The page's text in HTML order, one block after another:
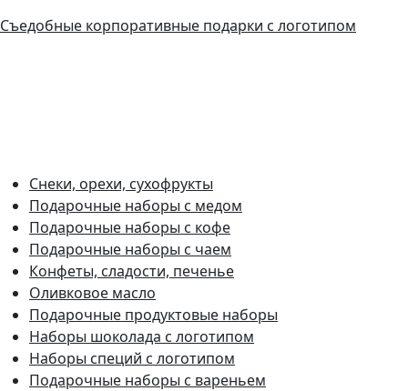
Съедобные корпоративные подарки с логотипом
Снеки, орехи, сухофрукты
Подарочные наборы с медом
Подарочные наборы с кофе
Подарочные наборы с чаем
Конфеты, сладости, печенье
Оливковое масло
Подарочные продуктовые наборы
Наборы шоколада с логотипом
Наборы специй с логотипом
Подарочные наборы с вареньем